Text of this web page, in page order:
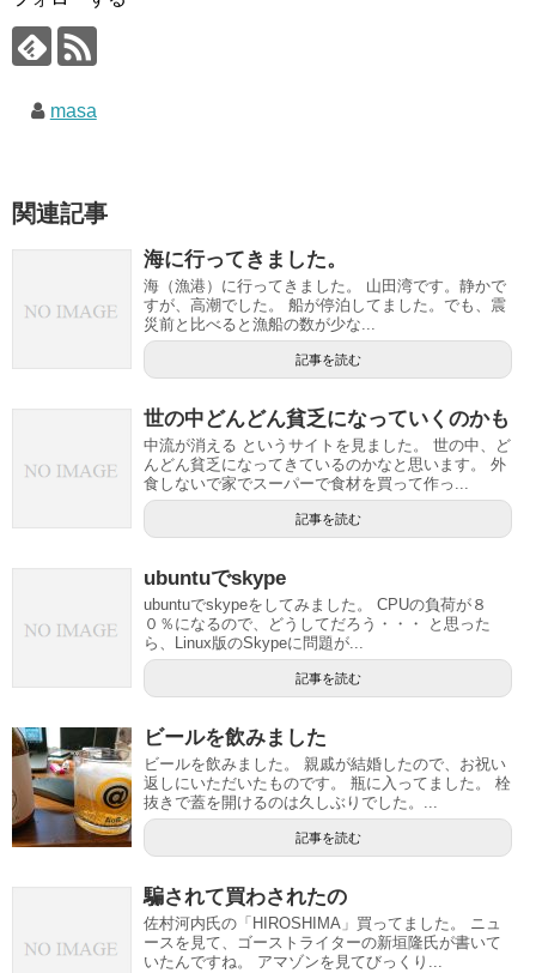
masa
関連記事
海に行ってきました。
海（漁港）に行ってきました。 山田湾です。静かで
すが、高潮でした。 船が停泊してました。でも、震
災前と比べると漁船の数が少な...
記事を読む
世の中どんどん貧乏になっていくのかも
中流が消える というサイトを見ました。 世の中、ど
んどん貧乏になってきているのかなと思います。 外
食しないで家でスーパーで食材を買って作っ...
記事を読む
ubuntuでskype
ubuntuでskypeをしてみました。 CPUの負荷が８
０％になるので、どうしてだろう・・・ と思った
ら、Linux版のSkypeに問題が...
記事を読む
ビールを飲みました
ビールを飲みました。 親戚が結婚したので、お祝い
返しにいただいたものです。 瓶に入ってました。 栓
抜きで蓋を開けるのは久しぶりでした。...
記事を読む
騙されて買わされたの
佐村河内氏の「HIROSHIMA」買ってました。 ニュ
ースを見て、ゴーストライターの新垣隆氏が書いて
いたんですね。 アマゾンを見てびっくり...